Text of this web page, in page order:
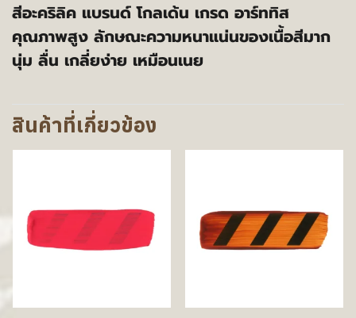
สีอะคริลิค แบรนด์ โกลเด้น เกรด อาร์ททิส
คุณภาพสูง ลักษณะความหนาแน่นของเนื้อสีมาก
นุ่ม ลื่น เกลี่ยง่าย เหมือนเนย
สินค้าที่เกี่ยวข้อง